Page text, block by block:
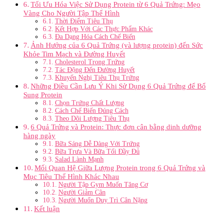
Tối Ưu Hóa Việc Sử Dụng Protein từ 6 Quả Trứng: Mẹo
Vàng Cho Người Tập Thể Hình
Thời Điểm Tiêu Thụ
Kết Hợp Với Các Thực Phẩm Khác
Đa Dạng Hóa Cách Chế Biến
Ảnh Hưởng của 6 Quả Trứng (và lượng protein) đến Sức
Khỏe Tim Mạch và Đường Huyết
Cholesterol Trong Trứng
Tác Động Đến Đường Huyết
Khuyến Nghị Tiêu Thụ Trứng
Những Điều Cần Lưu Ý Khi Sử Dụng 6 Quả Trứng để Bổ
Sung Protein
Chọn Trứng Chất Lượng
Cách Chế Biến Đúng Cách
Theo Dõi Lượng Tiêu Thụ
6 Quả Trứng và Protein: Thực đơn cân bằng dinh dưỡng
hàng ngày
Bữa Sáng Dễ Dàng Với Trứng
Bữa Trưa Và Bữa Tối Đầy Đủ
Salad Lành Mạnh
Mối Quan Hệ Giữa Lượng Protein trong 6 Quả Trứng và
Mục Tiêu Thể Hình Khác Nhau
Người Tập Gym Muốn Tăng Cơ
Người Giảm Cân
Người Muốn Duy Trì Cân Nặng
Kết luận